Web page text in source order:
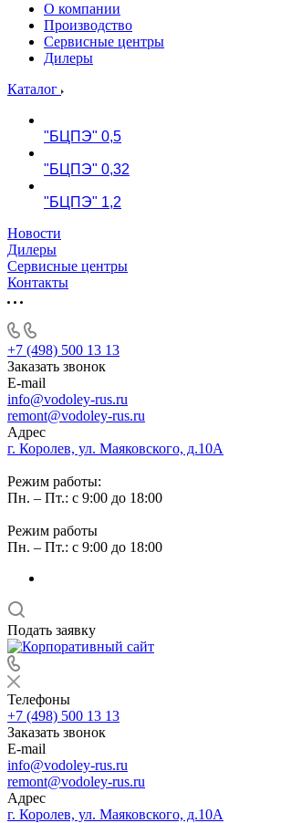
О компании
Производство
Сервисные центры
Дилеры
Каталог
"БЦПЭ" 0,5
"БЦПЭ" 0,32
"БЦПЭ" 1,2
Новости
Дилеры
Сервисные центры
Контакты
+7 (498) 500 13 13
Заказать звонок
E-mail
info@vodoley-rus.ru
remont@vodoley-rus.ru
Адрес
г. Королев, ул. Маяковского, д.10А
Режим работы:
Пн. – Пт.: с 9:00 до 18:00
Режим работы
Пн. – Пт.: с 9:00 до 18:00
Подать заявку
Телефоны
+7 (498) 500 13 13
Заказать звонок
E-mail
info@vodoley-rus.ru
remont@vodoley-rus.ru
Адрес
г. Королев, ул. Маяковского, д.10А